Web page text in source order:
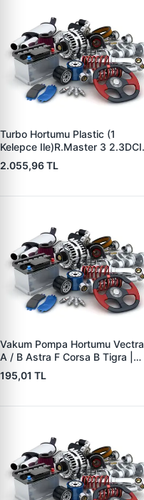
Turbo Hortumu Plastic (1
Kelepce Ile)R.Master 3 2.3DCI
M9T (Çift Teker Araclar Icin)
2010- | BREVETTE RN8403 |
8200753439
2.055,96 TL
Vakum Pompa Hortumu Vectra
A / B Astra F Corsa B Tigra |
YTT Y11640 | OEM 5545508
195,01 TL